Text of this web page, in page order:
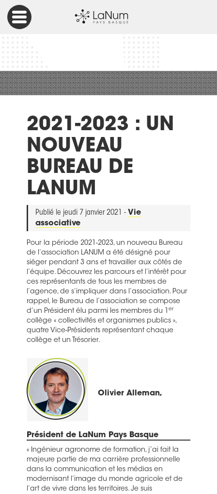
Accueil
2021-2023 : un nouveau Bureau de LaNum
2021-2023 : UN
NOUVEAU
BUREAU DE
LANUM
Publié le jeudi 7 janvier 2021 - Vie
associative
Pour la période 2021-2023, un nouveau Bureau
de l’association LANUM a été désigné pour
siéger pendant 3 ans et travailler aux côtés de
l’équipe. Découvrez les parcours et l’intérêt pour
ces représentants de tous les membres de
l’agence, de s’impliquer dans l’association. Pour
rappel, le Bureau de l’association se compose
d’un Président élu parmi les membres du 1 er
collège « collectivités et organismes publics »,
quatre Vice-Présidents représentant chaque
collège et un Trésorier.
Olivier Alleman,
Président de LaNum Pays Basque
« Ingénieur agronome de formation, j’ai fait la
majeure partie de ma carrière professionnelle
dans la communication et les médias en
modernisant l’image du monde agricole et de
l’art de vivre dans les territoires. Je suis